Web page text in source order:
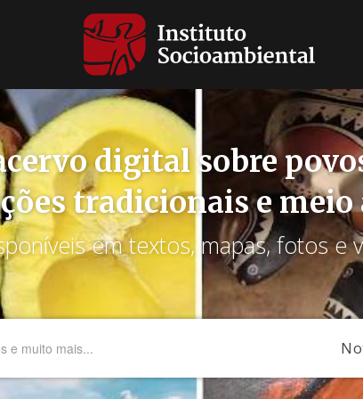
digital sobre
tradicionais e
em textos, mapas, fotos e